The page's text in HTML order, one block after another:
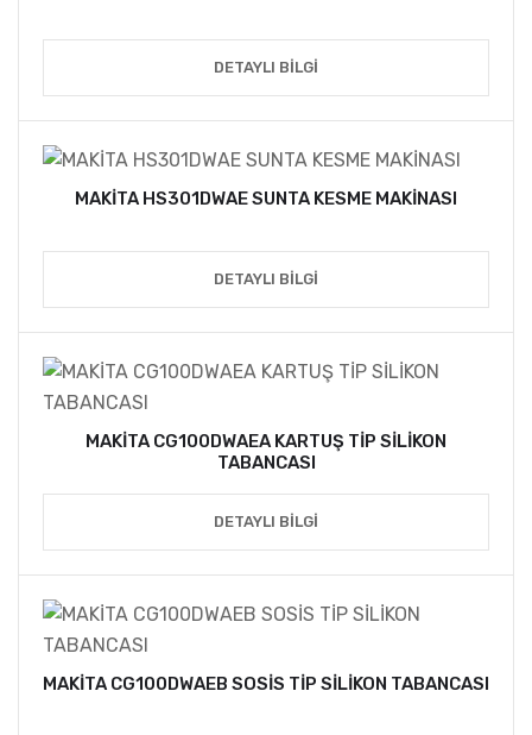
DETAYLI BILGI
MAKİTA HS301DWAE SUNTA KESME MAKİNASI
DETAYLI BILGI
MAKİTA CG100DWAEA KARTUŞ TİP SİLİKON
TABANCASI
DETAYLI BILGI
MAKİTA CG100DWAEB SOSİS TİP SİLİKON TABANCASI